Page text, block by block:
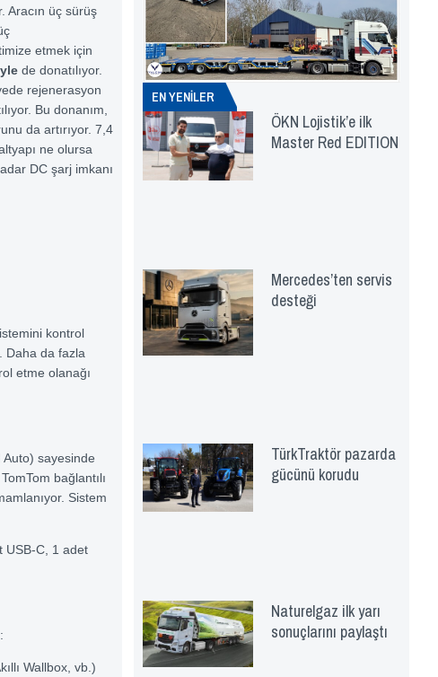
Aracın üç sürüş
etmek için
de donatılıyor.
rejenerasyon
Bu donanım,
da artırıyor. 7,4
ne olursa
DC şarj imkanı
kontrol
Daha da fazla
etme olanağı
sayesinde
bağlantılı
Sistem
USB-C, 1 adet
Wallbox, vb.)
EN YENİLER
ÖKN Lojistik’e ilk
Master Red EDITION
Mercedes’ten servis
desteği
TürkTraktör pazarda
gücünü korudu
Naturelgaz ilk yarı
sonuçlarını paylaştı